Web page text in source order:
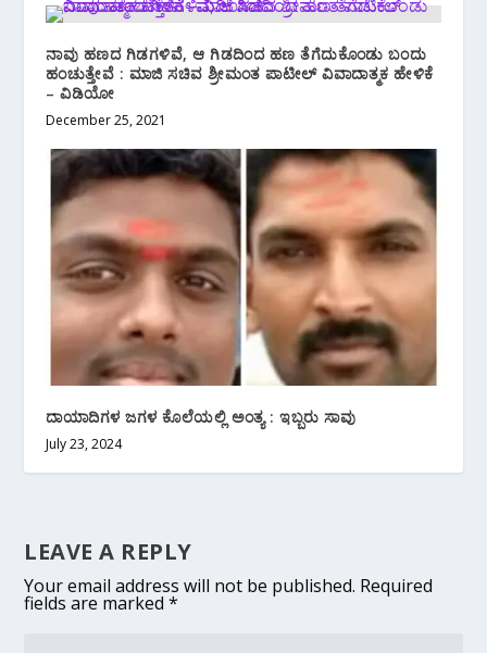
ನಾವು ಹಣದ ಗಿಡಗಳಿವೆ, ಆ ಗಿಡದಿಂದ ಹಣ ತೆಗೆದುಕೊಂಡು ಬಂದು
ಹಂಚುತ್ತೇವೆ : ಮಾಜಿ ಸಚಿವ ಶ್ರೀಮಂತ ಪಾಟೀಲ್ ವಿವಾದಾತ್ಮಕ ಹೇಳಿಕೆ
– ವಿಡಿಯೋ
December 25, 2021
ದಾಯಾದಿಗಳ ಜಗಳ ಕೊಲೆಯಲ್ಲಿ ಅಂತ್ಯ : ಇಬ್ಬರು ಸಾವು
July 23, 2024
LEAVE A REPLY
Your email address will not be published. Required
fields are marked*